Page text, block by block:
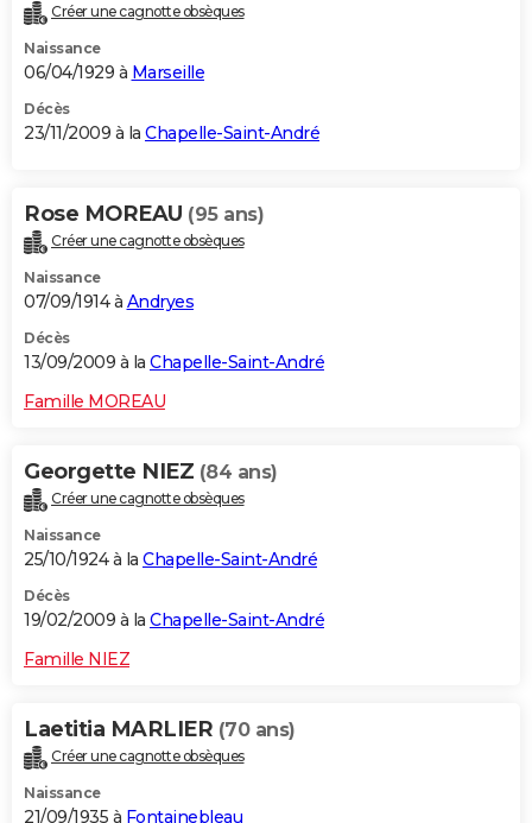
Créer une cagnotte obsèques
Naissance
06/04/1929 à Marseille
Décès
23/11/2009 à la Chapelle-Saint-André
Rose MOREAU (95 ans)
Créer une cagnotte obsèques
Naissance
07/09/1914 à Andryes
Décès
13/09/2009 à la Chapelle-Saint-André
Famille MOREAU
Georgette NIEZ (84 ans)
Créer une cagnotte obsèques
Naissance
25/10/1924 à la Chapelle-Saint-André
Décès
19/02/2009 à la Chapelle-Saint-André
Famille NIEZ
Laetitia MARLIER (70 ans)
Créer une cagnotte obsèques
Naissance
21/09/1935 à Fontainebleau